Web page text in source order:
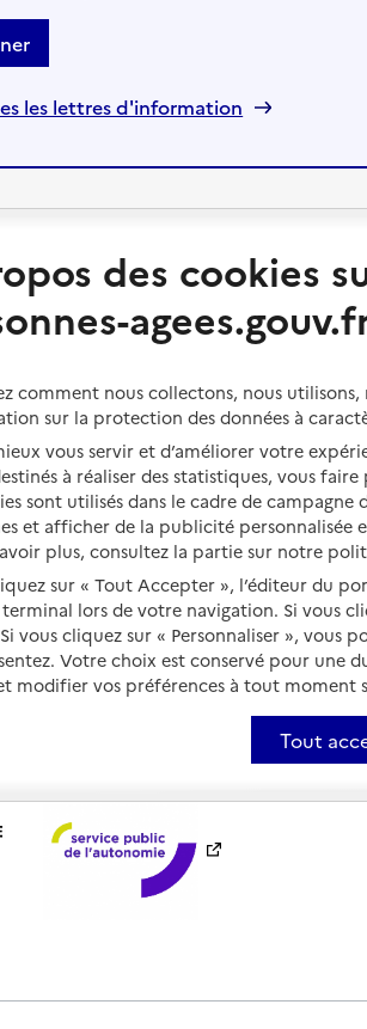
les lettres d'information
: évaluation
et sa
sa propre
protection
de la famille
?
grand âge
Bénéficier d'aide à domicile
Bénéficier de soins à domicile
Solutions d'accueil temporaire
Partager son logement
Vivre à domicile avec une
maladie ou un handicap
Être hospitalisé
Fin de vie à domicile
des cookies
comment nous collectons, nous
sur la protection des données à
vous servir et d’améliorer votre
à réaliser des statistiques, vous
sont utilisés dans le cadre de
et afficher de la publicité
plus, consultez la partie sur notre
sur « Tout Accepter », l’éditeur du
lors de votre navigation. Si vous
vous cliquez sur « Personnaliser », vous
Votre choix est conservé pour une
modifier vos préférences à tout moment
Tout